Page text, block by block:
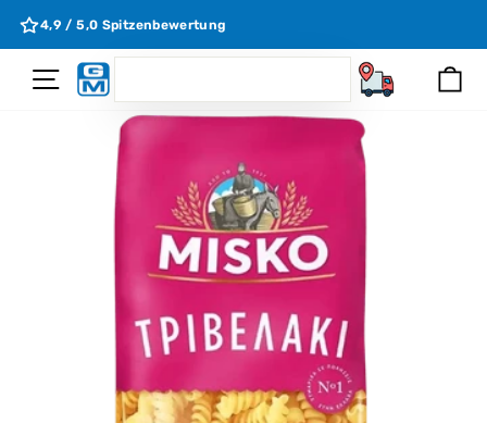
zum
4,9 / 5,0 Spitzenbewertung
Seitennavigation
Suchen